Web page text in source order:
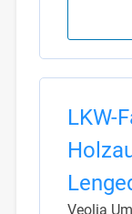
LKW-
Veolia